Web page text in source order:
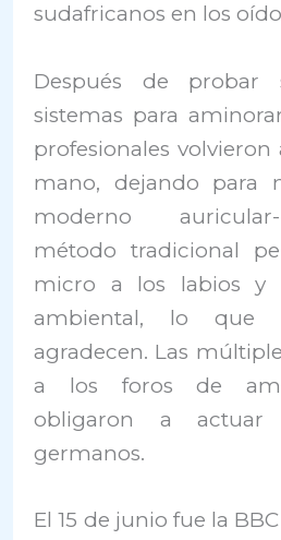
sudafricanos en los
Después de probar
sistemas para
profesionales
mano, dejando para
moderno
método tradicional
micro a los labios y
ambiental, lo que
agradecen. Las
a los foros de
obligaron a
germanos.
El 15 de junio fue la